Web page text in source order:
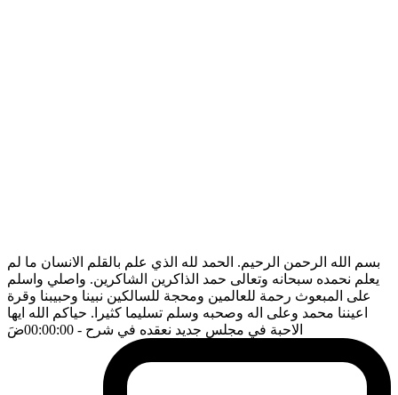
بسم الله الرحمن الرحيم. الحمد لله الذي علم بالقلم الانسان ما لم
يعلم نحمده سبحانه وتعالى حمد الذاكرين الشاكرين. واصلي واسلم
على المبعوث رحمة للعالمين ومحجة للسالكين نبينا وحبيبنا وقرة
اعيننا محمد وعلى اله وصحبه وسلم تسليما كثيرا. حياكم الله ايها
الاحبة في مجلس جديد نعقده في شرح - 00:00:00 ضَ